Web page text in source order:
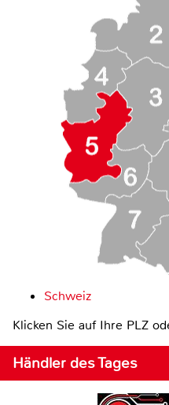
Schweiz
Klicken Sie auf Ihre PLZ
Händler des Tages